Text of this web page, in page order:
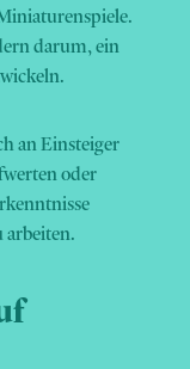
darum, ein
an Einsteiger
oder
arbeiten.